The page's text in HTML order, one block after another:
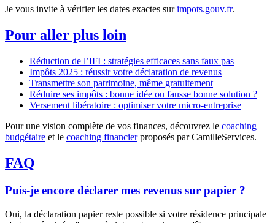
Je vous invite à vérifier les dates exactes surimpots.gouv.fr.
Pour aller plus loin
Réduction de l’IFI : stratégies efficaces sans faux pas
Impôts 2025 : réussir votre déclaration de revenus
Transmettre son patrimoine, même gratuitement
Réduire ses impôts : bonne idée ou fausse bonne solution ?
Versement libératoire : optimiser votre micro-entreprise
Pour une vision complète de vos finances, découvrez le coaching
budgétaire et le coaching financierproposés par CamilleServices.
FAQ
Puis-je encore déclarer mes revenus sur papier ?
Oui, la déclaration papier reste possible si votre résidence principale